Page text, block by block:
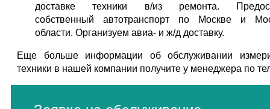
доставке техники в/из ремонта.
собственный автотранспорт по Москве и
области. Организуем авиа- и ж/д доставку.
Еще больше информации об обслуживании
техники в нашей компании получите у менеджера по